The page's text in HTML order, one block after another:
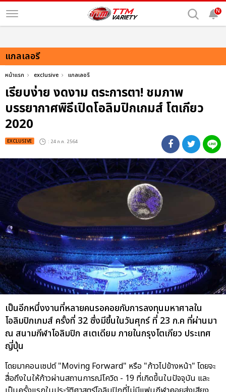
N
แกลเลอรี
หน้าแรก exclusive แกลเลอรี
เรียบง่าย งดงาม ตระการตา! ชมภาพ
บรรยากาศพิธีเปิดโอลิมปิกเกมส์ โตเกียว
2020
EXCLUSIVE : 24 ก.ค. 2564
เป็นอีกหนึ่งงานที่หลายคนรอคอยกับการลงทุนมหาศาลใน
โอลิมปิกเกมส์ ครั้งที่ 32 ซึ่งมีขึ้นในวันศุกร์ ที่ 23 ก.ค ที่ผ่านมา
ณ สนามกีฬาโอลิมปิก สเตเดียม ภายในกรุงโตเกียว ประเทศ
ญี่ปุ่น
โดยมาคอนเซปต์ "Moving Forward" หรือ "ก้าวไปข้างหน้า" โดยจะ
สื่อถึงในให้ก้าวผ่านสถานการณ์โควิด - 19 ที่เกิดขึ้นในปัจจุบัน และ